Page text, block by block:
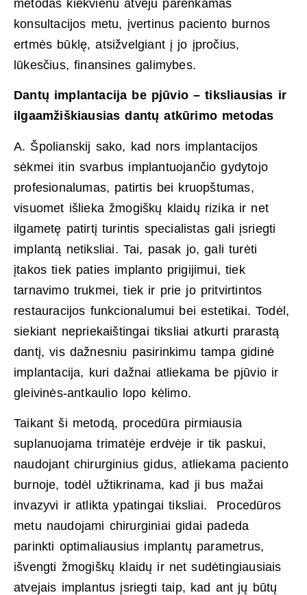
metodas kiekvienu atveju parenkamas
konsultacijos metu, įvertinus paciento burnos
ertmės būklę, atsižvelgiant į jo įpročius,
lūkesčius, finansines galimybes.
Dantų implantacija be pjūvio – tiksliausias ir
ilgaamžiškiausias dantų atkūrimo metodas
A. Špolianskij sako, kad nors implantacijos
sėkmei itin svarbus implantuojančio gydytojo
profesionalumas, patirtis bei kruopštumas,
visuomet išlieka žmogiškų klaidų rizika ir net
ilgametę patirtį turintis specialistas gali įsriegti
implantą netiksliai. Tai, pasak jo, gali turėti
įtakos tiek paties implanto prigijimui, tiek
tarnavimo trukmei, tiek ir prie jo pritvirtintos
restauracijos funkcionalumui bei estetikai. Todėl,
siekiant nepriekaištingai tiksliai atkurti prarastą
dantį, vis dažnesniu pasirinkimu tampa gidinė
implantacija, kuri dažnai atliekama be pjūvio ir
gleivinės-antkaulio lopo kėlimo.
Taikant ši metodą, procedūra pirmiausia
suplanuojama trimatėje erdvėje ir tik paskui,
naudojant chirurginius gidus, atliekama paciento
burnoje, todėl užtikrinama, kad ji bus mažai
invazyvi ir atlikta ypatingai tiksliai. Procedūros
metu naudojami chirurginiai gidai padeda
parinkti optimaliausius implantų parametrus,
išvengti žmogiškų klaidų ir net sudėtingiausiais
atvejais implantus įsriegti taip, kad ant jų būtų